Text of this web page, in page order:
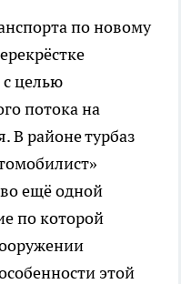
по новому
целью
потока на
В районе турбаз
ещё одной
по которой
этой